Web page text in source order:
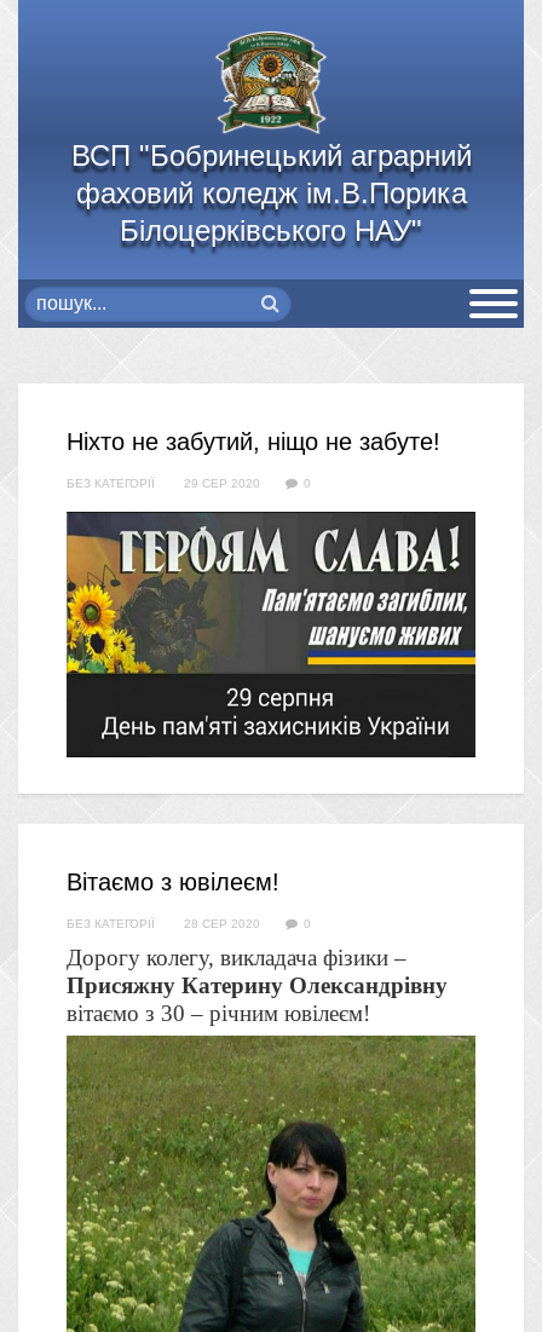
ВСП "Бобринецький аграрний
фаховий коледж ім.В.Порика
Білоцерківського НАУ"
Ніхто не забутий, ніщо не забуте!
БЕЗ КАТЕГОРІЇ 29 СЕР 2020 0
Вітаємо з ювілеєм!
БЕЗ КАТЕГОРІЇ 28 СЕР 2020 0
Дорогу колегу, викладача фізики –
Присяжну Катерину Олександрівну
вітаємо з 30 – річним ювілеєм!